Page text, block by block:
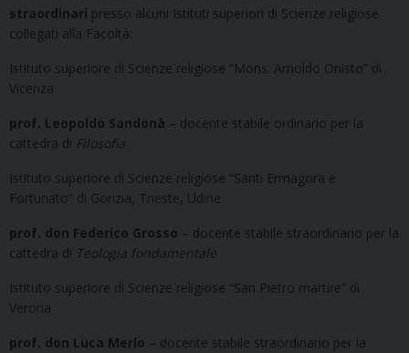
straordinari presso alcuni Istituti superiori di Scienze religiose
collegati alla Facoltà:
Istituto superiore di Scienze religiose “Mons. Arnoldo Onisto” di
Vicenza
prof. Leopoldo Sandonà – docente stabile ordinario per la
cattedra di Filosofia
Istituto superiore di Scienze religiose “Santi Ermagora e
Fortunato” di Gorizia, Trieste, Udine
prof. don Federico Grosso – docente stabile straordinario per la
cattedra di Teologia fondamentale
Istituto superiore di Scienze religiose “San Pietro martire” di
Verona
prof. don Luca Merlo – docente stabile straordinario per la